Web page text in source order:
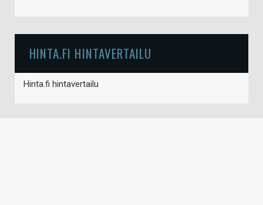
HINTA.FI HINTAVERTAILU
Hinta.fi hintavertailu